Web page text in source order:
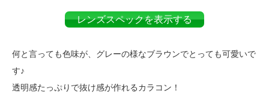
レンズスペックを表示する
何と言っても色味が、グレーの様なブラウンでとっても可愛いで
す♪
透明感たっぷりで抜け感が作れるカラコン！